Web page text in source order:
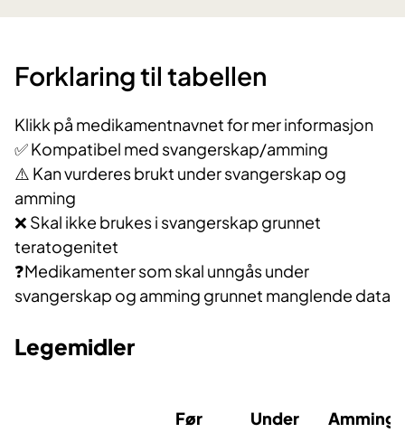
Forklaring til tabellen
Klikk på medikamentnavnet for mer informasjon
✅ Kompatibel med svangerskap/amming
⚠️ Kan vurderes brukt under svangerskap og
amming
❌ Skal ikke brukes i svangerskap grunnet
teratogenitet
❓Medikamenter som skal unngås under
svangerskap og amming grunnet manglende data
Legemidler
Før Under Amming